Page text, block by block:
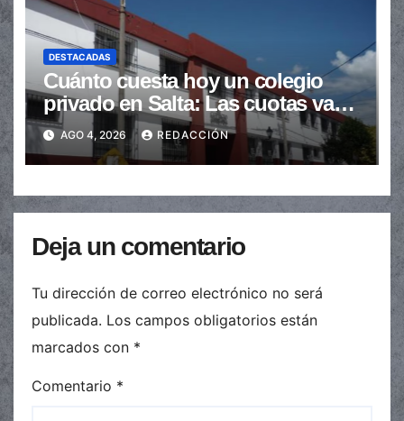
DESTACADAS
Cuánto cuesta hoy un colegio
privado en Salta: Las cuotas van
de $110.000 a más de $600.000
AGO 4, 2026 REDACCIÓN
Deja un comentario
Tu dirección de correo electrónico no será
publicada. Los campos obligatorios están
marcados con *
Comentario *